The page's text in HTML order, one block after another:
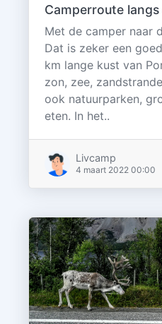
Camperroute
Met de camper naar
Dat is zeker een
km lange kust van
zon, zee,
ook natuurparken,
eten. In het..
Livcamp
4 maart 2022 00:00